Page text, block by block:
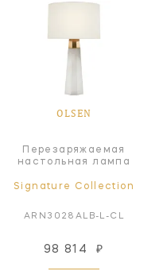
OLSEN
Перезаряжаемая
настольная лампа
Signature Collection
ARN3028ALB-L-CL
98 814 ₽